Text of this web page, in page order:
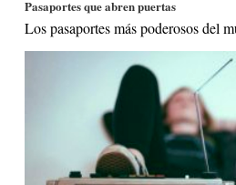
Pasaportes que abren puertas
Los pasaportes más poderosos del